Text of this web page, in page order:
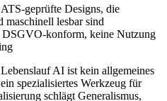
ATS-geprüfte Designs, die
maschinell lesbar sind
DSGVO-konform, keine Nutzung
AI ist kein allgemeines
spezialisiertes Werkzeug für
schlägt Generalismus,